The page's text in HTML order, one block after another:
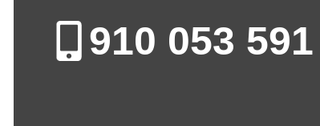
910 053 591